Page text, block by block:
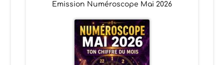
Emission Numéroscope Mai 2026